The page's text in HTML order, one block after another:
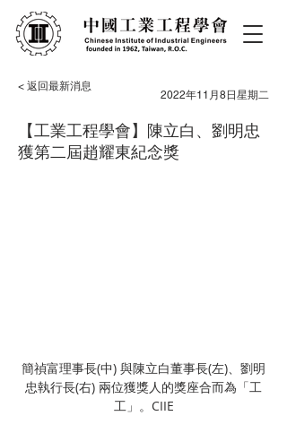
< 返回最新消息
2022年11月8日星期二
【工業工程學會】陳立白、劉明忠
獲第二屆趙耀東紀念獎
簡禎富理事長(中) 與陳立白董事長(左)、劉明
忠執行長(右) 兩位獲獎人的獎座合而為「工
工」。CIIE